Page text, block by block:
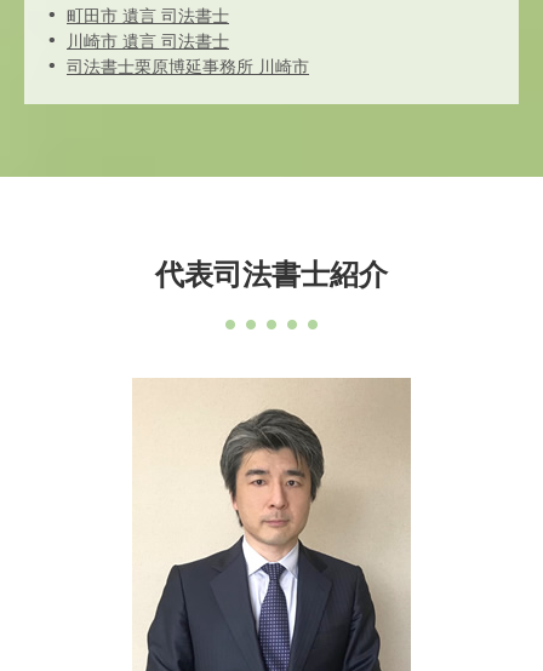
町田市 遺言 司法書士
川崎市 遺言 司法書士
司法書士栗原博延事務所 川崎市
代表司法書士紹介